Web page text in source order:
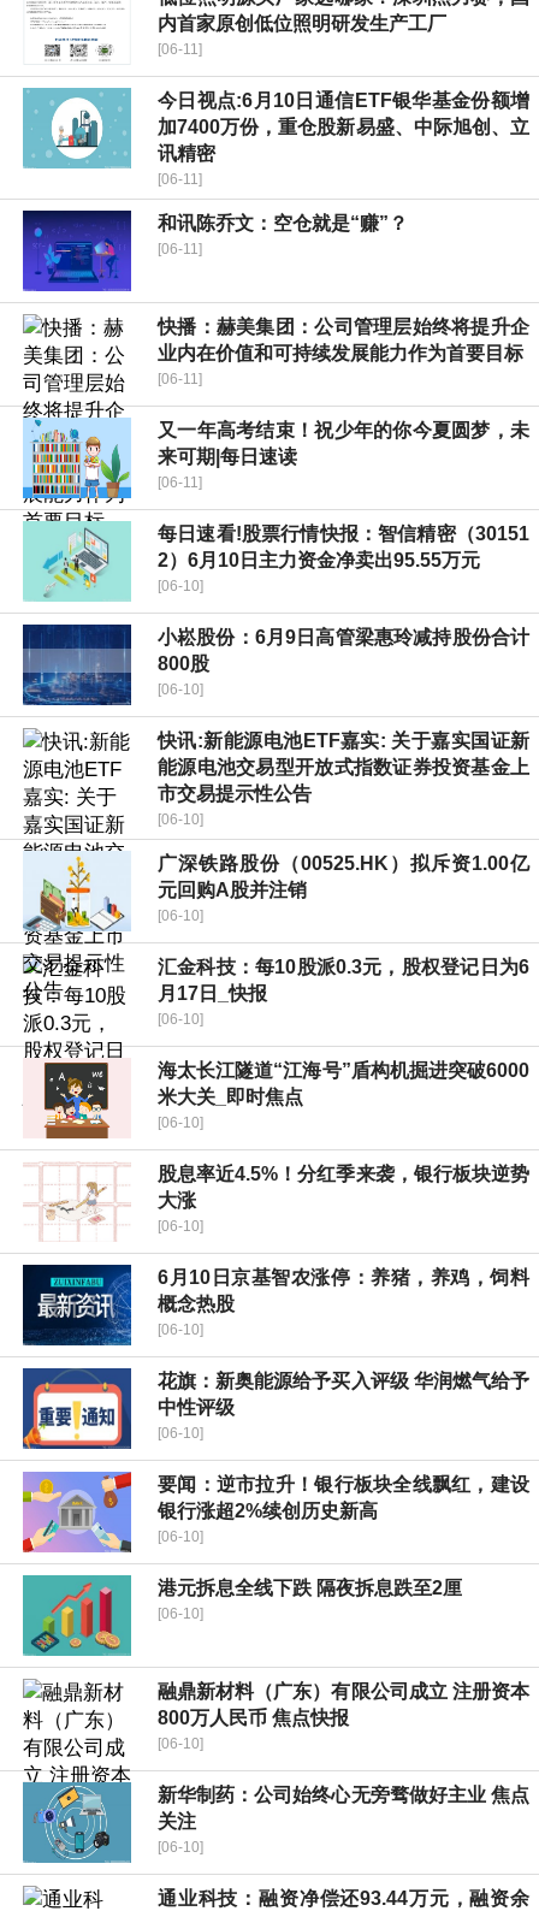
内首家原创低位照明研发生产工厂
[06-11]
今日视点:6月10日通信ETF银华基金份额增
加7400万份，重仓股新易盛、中际旭创、立
讯精密
[06-11]
和讯陈乔文：空仓就是“赚”？
[06-11]
快播：赫美集团：公司管理层始终将提升企
业内在价值和可持续发展能力作为首要目标
[06-11]
又一年高考结束！祝少年的你今夏圆梦，未
来可期|每日速读
[06-11]
每日速看!股票行情快报：智信精密（30151
2）6月10日主力资金净卖出95.55万元
[06-10]
小崧股份：6月9日高管梁惠玲减持股份合计
800股
[06-10]
快讯:新能源电池ETF嘉实: 关于嘉实国证新
能源电池交易型开放式指数证券投资基金上
市交易提示性公告
[06-10]
广深铁路股份（00525.HK）拟斥资1.00亿
元回购A股并注销
[06-10]
汇金科技：每10股派0.3元，股权登记日为6
月17日_快报
[06-10]
海太长江隧道“江海号”盾构机掘进突破6000
米大关_即时焦点
[06-10]
股息率近4.5%！分红季来袭，银行板块逆势
大涨
[06-10]
6月10日京基智农涨停：养猪，养鸡，饲料
概念热股
[06-10]
花旗：新奥能源给予买入评级 华润燃气给予
中性评级
[06-10]
要闻：逆市拉升！银行板块全线飘红，建设
银行涨超2%续创历史新高
[06-10]
港元拆息全线下跌 隔夜拆息跌至2厘
[06-10]
融鼎新材料（广东）有限公司成立 注册资本
800万人民币 焦点快报
[06-10]
新华制药：公司始终心无旁骛做好主业 焦点
关注
[06-10]
通业科技：融资净偿还93.44万元，融资余